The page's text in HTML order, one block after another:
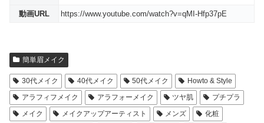
動画URL https://www.youtube.com/watch?v=qMI-Hfp37pE
簡単眉メイク
30代メイク 40代メイク 50代メイク
Howto & Style
アラフィフメイク
アラフォーメイク ツヤ肌
プチプラ
メイク
メイクアップアーティスト メンズ
化粧